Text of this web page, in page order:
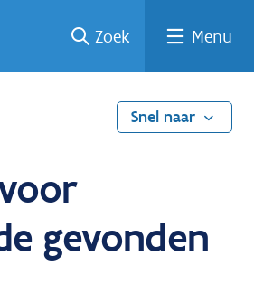
Zoek Menu
Snel naar
gevonden